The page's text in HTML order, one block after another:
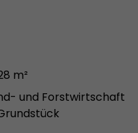
m²
und Forstwirtschaft